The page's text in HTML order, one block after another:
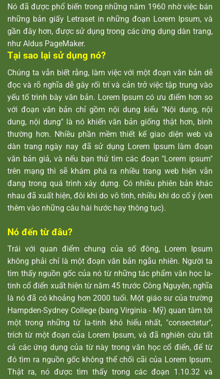
Nó đã được phổ biến trong những năm 1960 nhờ việc bán
những bản giấy Letraset in những đoạn Lorem Ipsum, và
gần đây hơn, được sử dụng trong các ứng dụng dàn trang,
như Aldus PageMaker.
Tại sao lại sử dụng nó?
Chúng ta vẫn biết rằng, làm việc với một đoạn văn bản dễ
đọc và rõ nghĩa dễ gây rối trí và cản trở việc tập trung vào
yếu tố trình bày văn bản. Lorem Ipsum có ưu điểm hơn so
với đoạn văn bản chỉ gồm nội dung kiểu "Nội dung, nội
dung, nội dung" là nó khiến văn bản giống thật hơn, bình
thường hơn. Nhiều phần mềm thiết kế giao diện web và
dàn trang ngày nay đã sử dụng Lorem Ipsum làm đoạn
văn bản giả, và nếu bạn thử tìm các đoạn "Lorem ipsum"
trên mạng thì sẽ khám phá ra nhiều trang web hiện vẫn
đang trong quá trình xây dựng. Có nhiều phiên bản khác
nhau đã xuất hiện, đôi khi do vô tình, nhiều khi do cố ý (xen
thêm vào những câu hài hước hay thông tục).
Nó đến từ đâu?
Trái với quan điểm chung của số đông, Lorem Ipsum
không phải chỉ là một đoạn văn bản ngẫu nhiên. Người ta
tìm thấy nguồn gốc của nó từ những tác phẩm văn học la-
tinh cổ điển xuất hiện từ năm 45 trước Công Nguyên, nghĩa
là nó đã có khoảng hơn 2000 tuổi. Một giáo sư của trường
Hampden-Sydney College (bang Virginia - Mỹ) quan tâm tới
một trong những từ la-tinh khó hiểu nhất, "consectetur",
trích từ một đoạn của Lorem Ipsum, và đã nghiên cứu tất
cả các ứng dụng của từ này trong văn học cổ điển, để từ
đó tìm ra nguồn gốc không thể chối cãi của Lorem Ipsum.
Thật ra, nó được tìm thấy trong các đoạn 1.10.32 và